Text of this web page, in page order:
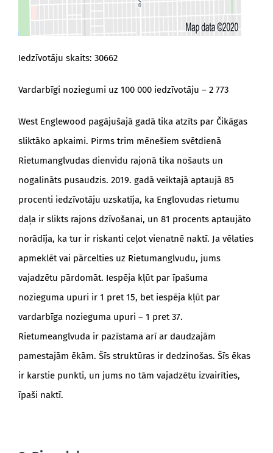
Iedzīvotāju skaits: 30662
Vardarbīgi noziegumi uz 100 000 iedzīvotāju – 2 773
West Englewood pagājušajā gadā tika atzīts par Čikāgas
sliktāko apkaimi. Pirms trim mēnešiem svētdienā
Rietumanglvudas dienvidu rajonā tika nošauts un
nogalināts pusaudzis. 2019. gadā veiktajā aptaujā 85
procenti iedzīvotāju uzskatīja, ka Englovudas rietumu
daļa ir slikts rajons dzīvošanai, un 81 procents aptaujāto
norādīja, ka tur ir riskanti ceļot vienatnē naktī. Ja vēlaties
apmeklēt vai pārcelties uz Rietumanglvudu, jums
vajadzētu pārdomāt. Iespēja kļūt par īpašuma
nozieguma upuri ir 1 pret 15, bet iespēja kļūt par
vardarbīga nozieguma upuri – 1 pret 37.
Rietumeanglvuda ir pazīstama arī ar daudzajām
pamestajām ēkām. Šīs struktūras ir dedzinošas. Šīs ēkas
ir karstie punkti, un jums no tām vajadzētu izvairīties,
īpaši naktī.